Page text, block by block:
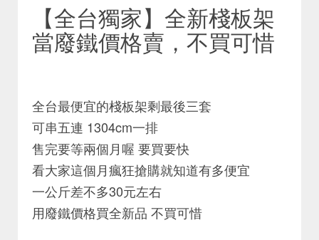
【全台獨家】全新棧板架
當廢鐵價格賣，不買可惜
全台最便宜的棧板架剩最後三套
可串五連 1304cm一排
售完要等兩個月喔 要買要快
看大家這個月瘋狂搶購就知道有多便宜
一公斤差不多30元左右
用廢鐵價格買全新品 不買可惜